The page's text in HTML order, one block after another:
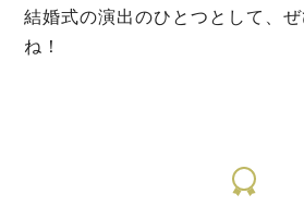
結婚式の演出のひとつとして、
ね！